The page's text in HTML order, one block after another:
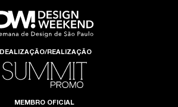
IDEALIZAÇÃO/REALIZAÇÃO
MEMBRO OFICIAL